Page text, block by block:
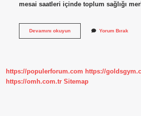
mesai saatleri içinde toplum sağlığı
Devamını okuyunHastanede
Yorum Bırak
https://populerforum.com https://
https://omh.com.tr Sitemap